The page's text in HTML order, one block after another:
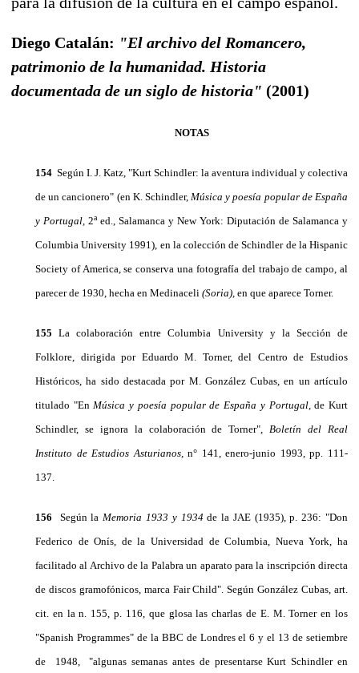
Diego Catalán: "El archivo del Romancero,
patrimonio de la humanidad. Historia
documentada de un siglo de historia" (2001)
NOTAS
154 Según I. J. Katz, "Kurt Schindler: la aventura individual y colectiva
de un cancionero" (en K. Schindler, Música y poesía popular de España
y Portu­gal, 2aed., Salamanca y New York: Diputación de Salamanca y
Columbia University 1991), en la co­lección de Schindler de la Hispanic
Society of Ame­rica, se conserva una fotografía del trabajo de campo, al
parecer de 1930, hecha en Medinaceli (Soria), en que aparece Torner.
155 La colaboración entre Columbia University y la Sección de
Folklore, dirigida por Eduardo M. Torner, del Centro de Estudios
Históricos, ha sido destacada por M. González Cubas, en un artículo
titulado "En Música y poesía popular de España y Portugal,de Kurt
Schindler, se ignora la colaboración de Torner", Bole­tín del Real
Instituto de Estudios Asturianos,n° 141, enero-junio 1993, pp. 111-
137.
156 Según la Memoria 1933 y 1934de la JAE (1935), p. 236: "Don
Federico de Onís, de la Universidad de Columbia, Nueva York, ha
facilitado al Archivo de la Palabra un aparato para la inscripción directa
de discos gramofónicos, marca Fair Child". Según González Cubas, art.
cit. en la n. 155, p. 116, que glosa las charlas de E. M. Torner en los
"Spanish Programmes" de la BBC de Londres el 6 y el 13 de setiembre
de 1948, "algunas semanas antes de presentarse Kurt Schindler en